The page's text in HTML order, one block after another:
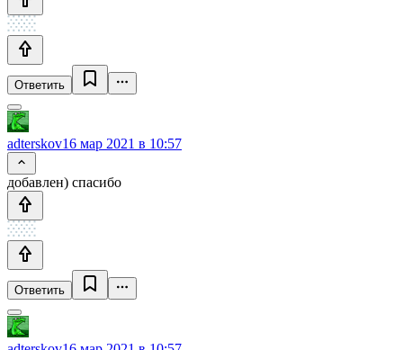
Ответить
adterskov16 мар 2021 в 10:57
добавлен) спасибо
Ответить